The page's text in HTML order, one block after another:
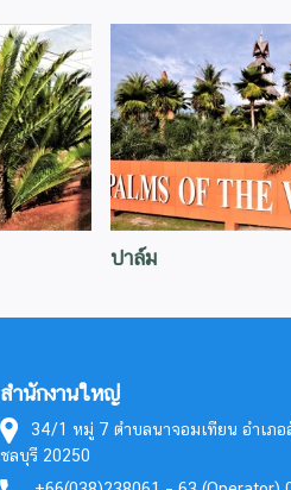
ปาล์ม
สำนักงานใหญ่
34/1 หมู่ 7 ตำบลนาจอมเทียน อำเภอ
ชลบุรี 20250